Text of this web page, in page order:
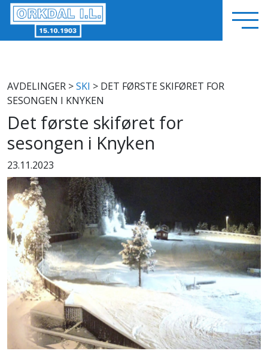
AVDELINGER >SKI > DET FØRSTE SKIFØRET FOR
SESONGEN I KNYKEN
Det første skiføret for
sesongen i Knyken
23.11.2023